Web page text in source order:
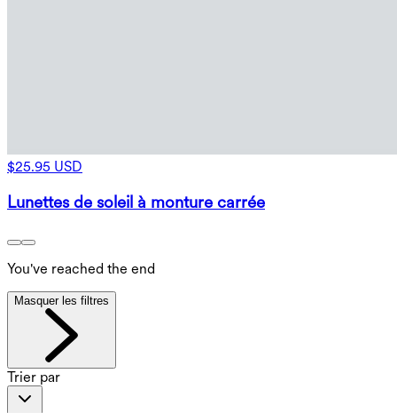
$25.95 USD
Lunettes de soleil à monture carrée
You've reached the end
Masquer les filtres
Trier par